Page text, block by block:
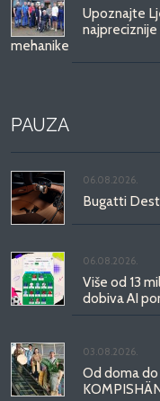
Upoznajte
mehanike
PAUZA
06.08.2026.
Bugatti
06.08.2026.
Više od 13
dobiva AI
03.08.2026.
Od doma